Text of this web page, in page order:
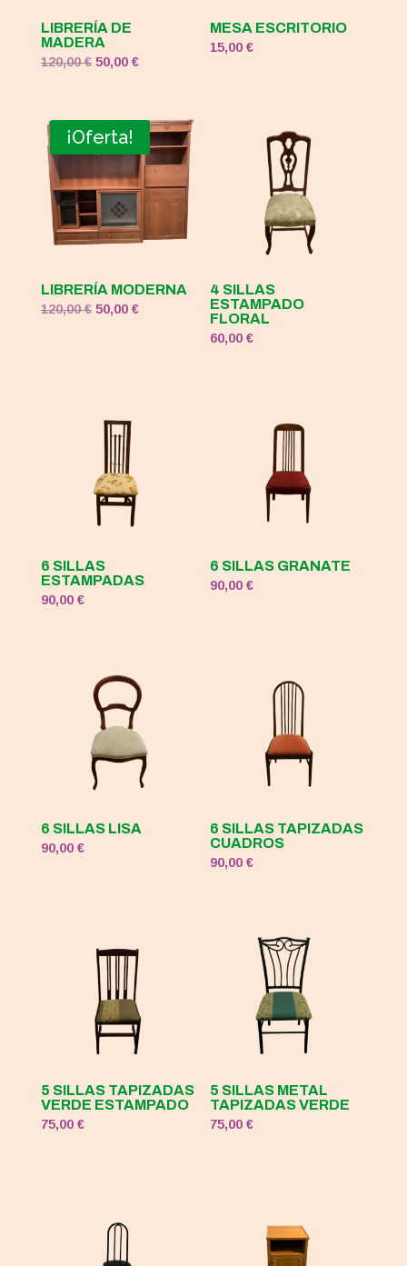
LIBRERÍA DE
MADERA
120,00€ El
era:
120,00 €.
50,00 €El
es:
50,00 €.
MESA ESCRITORIO
15,00€
¡Oferta!
LIBRERÍA MODERNA
120,00€ El
50,00 €El
4 SILLAS
ESTAMPADO
FLORAL
60,00€
6 SILLAS
ESTAMPADAS
90,00 €
6 SILLAS GRANATE
90,00€
6 SILLAS LISA
90,00 €
6 SILLAS TAPIZADAS
CUADROS
90,00€
5 SILLAS TAPIZADAS
VERDE ESTAMPADO
75,00 €
5 SILLAS METAL
TAPIZADAS VERDE
75,00€